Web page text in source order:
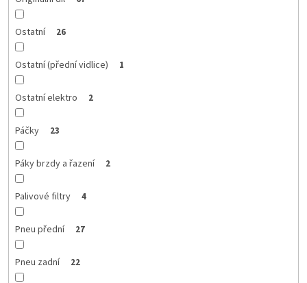
Ostatní 26
Ostatní (přední vidlice) 1
Ostatní elektro 2
Páčky 23
Páky brzdy a řazení 2
Palivové filtry 4
Pneu přední 27
Pneu zadní 22